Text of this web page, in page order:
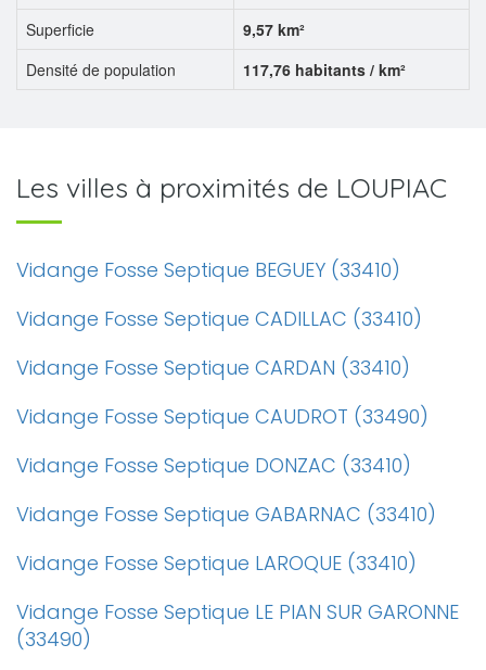
Superficie
9,57 km²
Densité de population
117,76 habitants / km²
Les villes à proximités de LOUPIAC
Vidange Fosse Septique BEGUEY (33410)
Vidange Fosse Septique CADILLAC (33410)
Vidange Fosse Septique CARDAN (33410)
Vidange Fosse Septique CAUDROT (33490)
Vidange Fosse Septique DONZAC (33410)
Vidange Fosse Septique GABARNAC (33410)
Vidange Fosse Septique LAROQUE (33410)
Vidange Fosse Septique LE PIAN SUR GARONNE
(33490)